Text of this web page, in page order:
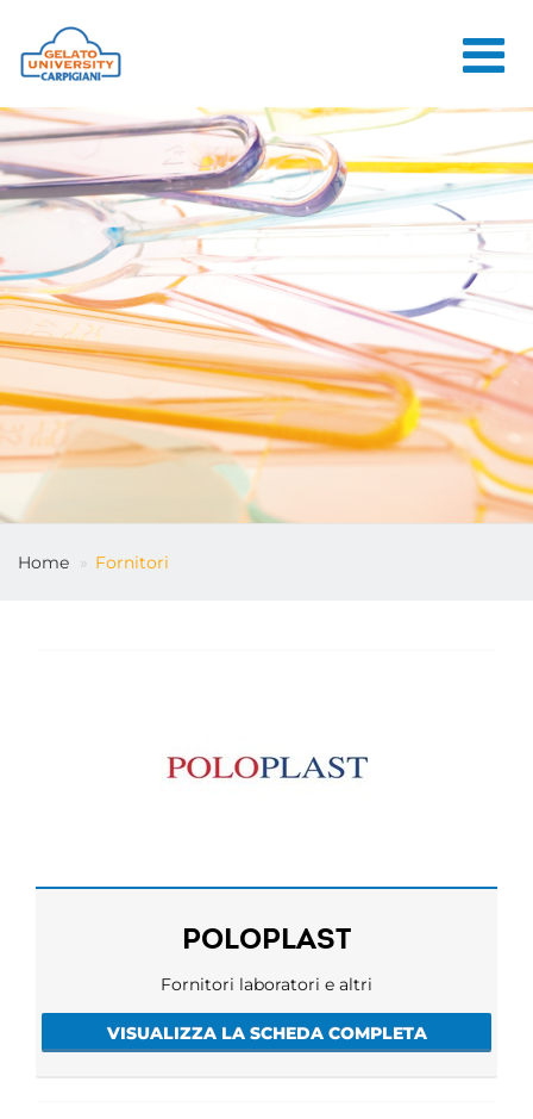
HOME
LA SCUOLA
CORSI ONLINE
CORSI
CONSULENZE
JOB CENTER
CONTATTI
ACCEDI
Home Fornitori
POLOPLAST
Fornitori laboratori e altri
VISUALIZZA LA SCHEDA COMPLETA